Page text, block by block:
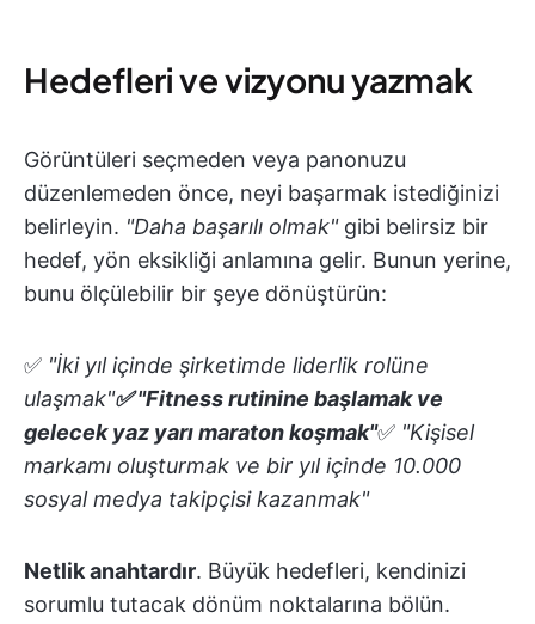
Hedefleri ve vizyonu yazmak
Görüntüleri seçmeden veya panonuzu
düzenlemeden önce, neyi başarmak istediğinizi
belirleyin. "Daha başarılı olmak"gibi belirsiz bir
hedef, yön eksikliği anlamına gelir. Bunun yerine,
bunu ölçülebilir bir şeye dönüştürün:
✅ "İki yıl içinde şirketimde liderlik rolüne
ulaşmak"✅"Fitness rutinine başlamak ve
gelecek yaz yarı maraton koşmak"✅ "Kişisel
markamı oluşturmak ve bir yıl içinde 10.000
sosyal medya takipçisi kazanmak"
Netlik anahtardır. Büyük hedefleri, kendinizi
sorumlu tutacak dönüm noktalarına bölün.